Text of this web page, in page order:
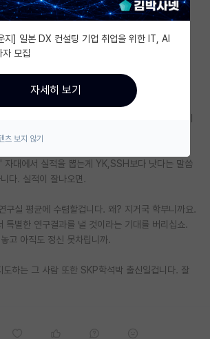
개랩)
후기 게시판
시판
게시판
게시판
실적이 중요합니다.
다. 당연히 뛰어난 교수님 밑에서, 뛰어난 학생들이
자대에서 실적을 뽑는게 YK,SSH보다 낫다는 말씀
다. 실적이 잘나오면.
구실 평균에 수렴할겁니다. 왜? 지거국 학부니까요.
특별한 연구결과를 낼 것이라는 기대를 버리십쇼.
고 아직도 정신 못차립니까.
도하는 그 사람 또한 SKP학석박 출신일겁니다. 잘
지] 일본 DX 컨설팅 기업 취업을 위한 IT, AI
자 모집
자세히 보기
츠 보지 않기